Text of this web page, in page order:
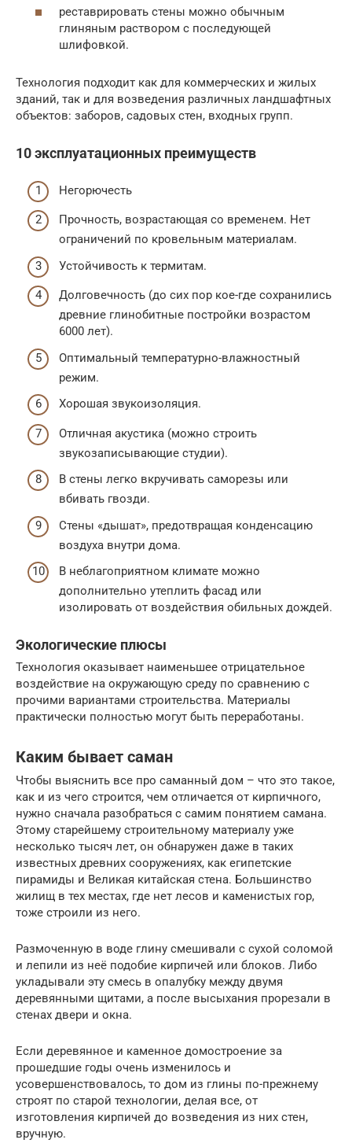
реставрировать стены можно обычным
глиняным раствором с последующей
шлифовкой.
Технология подходит как для коммерческих и жилых
зданий, так и для возведения различных ландшафтных
объектов: заборов, садовых стен, входных групп.
10 эксплуатационных преимуществ
Негорючесть
Прочность, возрастающая со временем. Нет
ограничений по кровельным материалам.
Устойчивость к термитам.
Долговечность (до сих пор кое-где сохранились
древние глинобитные постройки возрастом
6000 лет).
Оптимальный температурно-влажностный
режим.
Хорошая звукоизоляция.
Отличная акустика (можно строить
звукозаписывающие студии).
В стены легко вкручивать саморезы или
вбивать гвозди.
Стены «дышат», предотвращая конденсацию
воздуха внутри дома.
В неблагоприятном климате можно
дополнительно утеплить фасад или
изолировать от воздействия обильных дождей.
Экологические плюсы
Технология оказывает наименьшее отрицательное
воздействие на окружающую среду по сравнению с
прочими вариантами строительства. Материалы
практически полностью могут быть переработаны.
Каким бывает саман
Чтобы выяснить все про саманный дом – что это такое,
как и из чего строится, чем отличается от кирпичного,
нужно сначала разобраться с самим понятием самана.
Этому старейшему строительному материалу уже
несколько тысяч лет, он обнаружен даже в таких
известных древних сооружениях, как египетские
пирамиды и Великая китайская стена. Большинство
жилищ в тех местах, где нет лесов и каменистых гор,
тоже строили из него.
Размоченную в воде глину смешивали с сухой соломой
и лепили из неё подобие кирпичей или блоков. Либо
укладывали эту смесь в опалубку между двумя
деревянными щитами, а после высыхания прорезали в
стенах двери и окна.
Если деревянное и каменное домостроение за
прошедшие годы очень изменилось и
усовершенствовалось, то дом из глины по-прежнему
строят по старой технологии, делая все, от
изготовления кирпичей до возведения из них стен,
вручную.